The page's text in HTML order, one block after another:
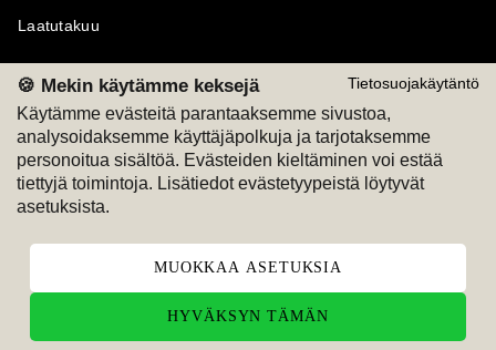
Tietosuojakäytäntö
🍪 Mekin käytämme keksejä
Käytämme evästeitä parantaaksemme sivustoa,
analysoidaksemme käyttäjäpolkuja ja tarjotaksemme
personoitua sisältöä. Evästeiden kieltäminen voi estää
tiettyjä toimintoja. Lisätiedot evästetyypeistä löytyvät
asetuksista.
MUOKKAA ASETUKSIA
HYVÄKSYN TÄMÄN
Laatutakuu
Maksutavat
M
Seuraa meitä